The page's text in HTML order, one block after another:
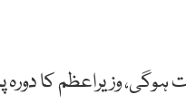
وزیراعظم کا دورہ